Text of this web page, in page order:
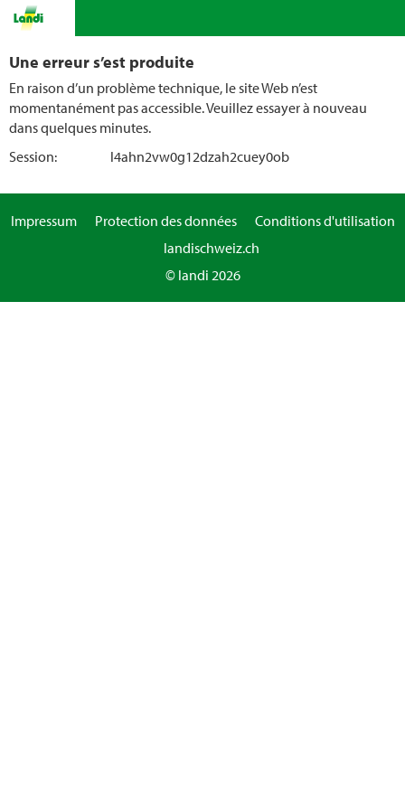
Une erreur s’est produite
En raison d’un problème technique, le site Web n’est
momentanément pas accessible. Veuillez essayer à nouveau
dans quelques minutes.
Session:
l4ahn2vw0g12dzah2cuey0ob
Impressum Protection des données
Conditions d'utilisation
landischweiz.ch
© landi 2026